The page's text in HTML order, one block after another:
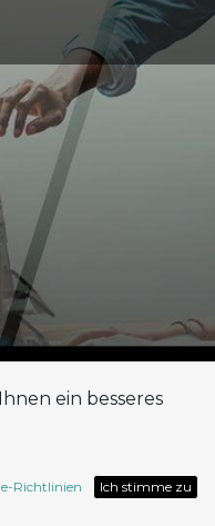
Alles
ein besseres
Richtlinien Ich stimme zu